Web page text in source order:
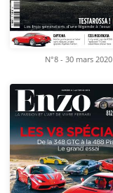
N°8 - 30 mars 2020